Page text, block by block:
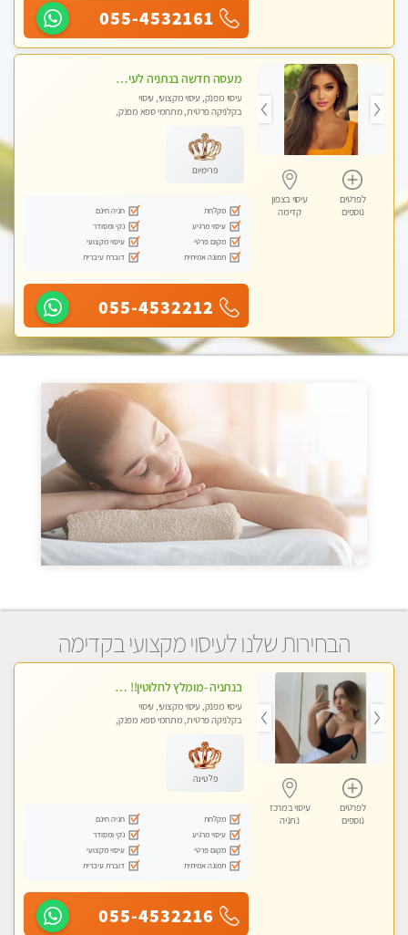
055-4532161
לפרטים
נוספים
עיסוי בצפון
קדימה
מעסה חדשה בנתניה לעיסוי מיוחד ואיכותי. הנאה מובטחת !
עיסוי מפנק, עיסוי מקצועי, עיסוי
בקלניקה פרטית, מתחמי ספא מפנק,
פרימיום
מקלחת
חניה חינם
עיסוי מרגיע
נקי ומסודר
מקום פרטי
עיסוי מקצועי
תמונה אמיתית
דוברת עיברית
055-4532212
הבחירות שלנו לעיסוי מקצועי בקדימה
לפרטים
נוספים
עיסוי במרכז
נתניה
בנתניה -מומלץ לחלוטין!! כל סוגי העיסויים מעסה מקצועית ואיכותית פרטי!!!
עיסוי מפנק, עיסוי מקצועי, עיסוי
בקלניקה פרטית, מתחמי ספא מפנק,
פלטינה
מקלחת
חניה חינם
עיסוי מרגיע
נקי ומסודר
מקום פרטי
עיסוי מקצועי
תמונה אמיתית
דוברת עיברית
055-4532216